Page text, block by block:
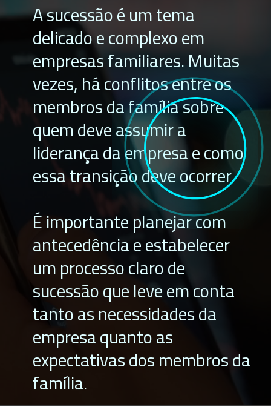
A sucessão é um tema
delicado e complexo em
empresas familiares. Muitas
vezes, há conflitos entre os
membros da família sobre
quem deve assumir a
liderança da empresa e como
essa transição deve ocorrer.
É importante planejar com
antecedência e estabelecer
um processo claro de
sucessão que leve em conta
tanto as necessidades da
empresa quanto as
expectativas dos membros da
família.